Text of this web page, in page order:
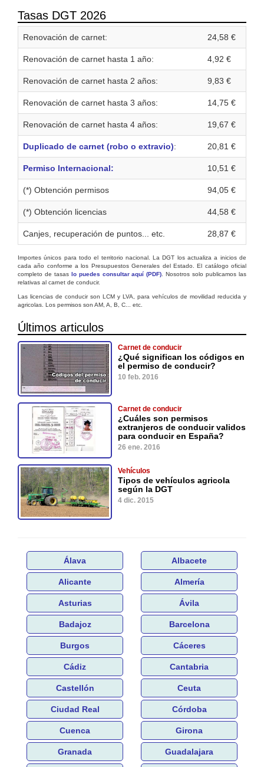
Tasas DGT 2026
Renovación de carnet: 24,58 €
Renovación de carnet hasta 1 año: 4,92 €
Renovación de carnet hasta 2 años: 9,83 €
Renovación de carnet hasta 3 años: 14,75 €
Renovación de carnet hasta 4 años: 19,67 €
Duplicado de carnet (robo o extravio): 20,81 €
Permiso Internacional: 10,51 €
(*) Obtención permisos 94,05 €
(*) Obtención licencias 44,58 €
Canjes, recuperación de puntos... etc. 28,87 €
Importes únicos para todo el territorio nacional. La DGT los actualiza a inicios de
cada año conforme a los Presupuestos Generales del Estado. El catálogo oficial
completo de tasas lo puedes consultar aquí (PDF) . Nosotros solo publicamos las
relativas al carnet de conducir.
Las licencias de conducir son LCM y LVA, para vehículos de movilidad reducida y
agricolas. Los permisos son AM, A, B, C... etc.
Últimos articulos
Carnet de conducir
¿Qué significan los códigos en
el permiso de conducir?
10 feb. 2016
Carnet de conducir
¿Cuáles son permisos
extranjeros de conducir validos
para conducir en España?
26 ene. 2016
Vehículos
Tipos de vehículos agricola
según la DGT
4 dic. 2015
Álava Albacete
Alicante Almería
Asturias Ávila
Badajoz Barcelona
Burgos Cáceres
Cádiz Cantabria
Castellón Ceuta
Ciudad Real Córdoba
Cuenca Girona
Granada Guadalajara